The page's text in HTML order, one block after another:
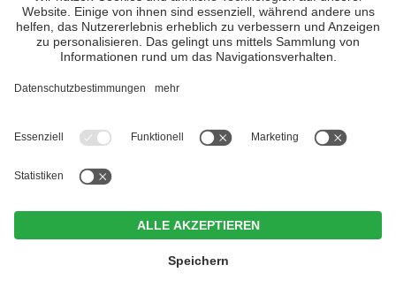
Im Tiefenbrunn - Gardensuites
besuchen, sondern wirklich erleben wollen – inklusive Tipps,
tollen Unterkünften und Angeboten.
können Fehler auftreten. Wir übernehmen keine Gewähr für
Informieren Sie sich sicherheitshalber nochmals beim
Veranstalter vor Ort über die aktuellen Bedingungen.
Einstellungen| MwSt.-Nr. IT02365710215